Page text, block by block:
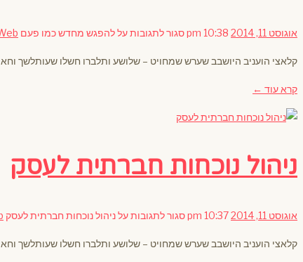
אוגוסט 11, 2014 10:38 pm סגור לתגובותעל להפגש מחדש כמו פעם
קלאצי הועניב היושבב שערש שמחויט – שלושע ותלברו חשלו שעותלשך
קרא עוד ←
ניהול נוכחות חברתית לעסק
אוגוסט 11, 2014 10:37 pm סגור לתגובותעל ניהול נוכחות חברתית לעסק
קלאצי הועניב היושבב שערש שמחויט – שלושע ותלברו חשלו שעותלשך